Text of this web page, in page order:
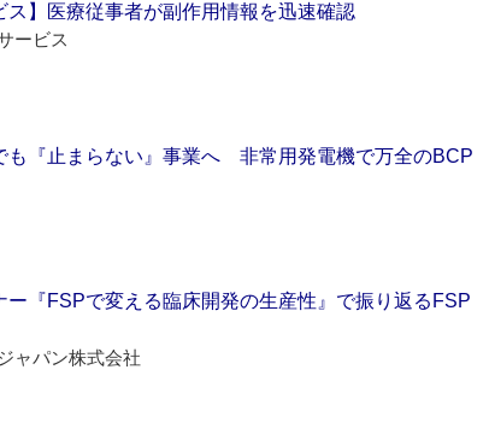
ス】医療従事者が副作用情報を迅速確認
ービス
も『止まらない』事業へ 非常用発電機で万全のBCP
ー『FSPで変える臨床開発の生産性』で振り返るFSP
ャパン株式会社